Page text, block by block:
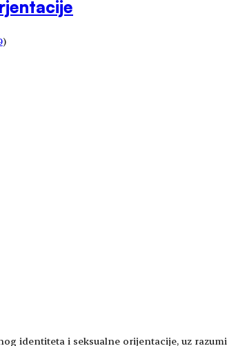
)
identiteta i seksualne orijentacije, uz